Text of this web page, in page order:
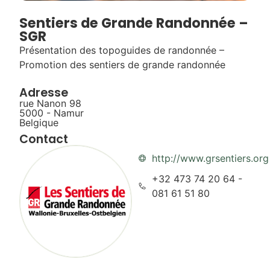
Sentiers de Grande Randonnée –
SGR
Présentation des topoguides de randonnée –
Promotion des sentiers de grande randonnée
Adresse
rue Nanon 98
5000 - Namur
Belgique
Contact
http://www.grsentiers.org
+32 473 74 20 64 -
081 61 51 80